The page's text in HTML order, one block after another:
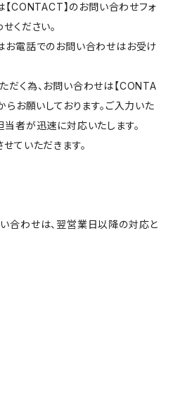
CONTACT】のお問い合わせフォ
ください。
お電話でのお問い合わせはお受け
だく為、お問い合わせは【CONTA
お願いしております。ご入力いた
者が迅速に対応いたします。
ていただきます。
合わせは、翌営業日以降の対応と